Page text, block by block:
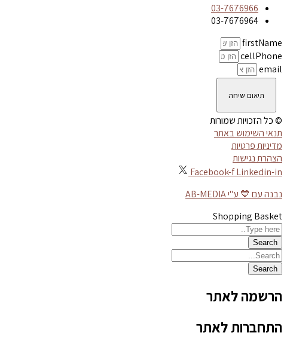
03-7676966
03-7676964
firstName
cellPhone
email
תיאום שיחה
© כל הזכויות שמורות
תנאי השימוש באתר
מדיניות פרטיות
הצהרת נגישות
Facebook-fLinkedin-in
נבנה עם 💙 ע"י AB-MEDIA
Shopping Basket
הרשמה לאתר
התחברות לאתר